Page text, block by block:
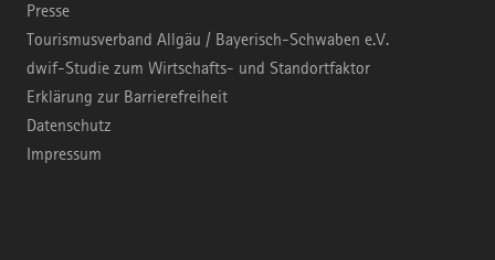
Presse
Tourismusverband Allgäu / Bayerisch-Schwaben e.V.
dwif-Studie zum Wirtschafts- und Standortfaktor
Erklärung zur Barrierefreiheit
Datenschutz
Impressum